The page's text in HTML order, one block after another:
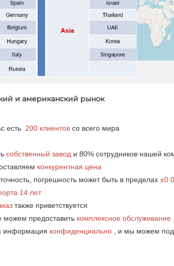
и американский рынок
есть 200 клиентов со всего мира
собственный завод и 80% сотрудников нашей
конкурентная цена
погрешность может быть в пределах
14 лет
также приветствуется
можем предоставить комплексное обслуживание
информация конфиденциально , и мы можем